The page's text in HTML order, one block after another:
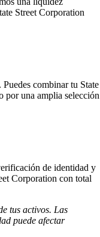
Street Corporation
combinar tu State
por una amplia selección
de identidad y
Corporation con total
tus activos. Las
puede afectar